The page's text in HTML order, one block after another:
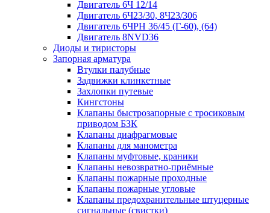
Двигатель 6Ч 12/14
Двигатель 6Ч23/30, 8Ч23/306
Двигатель 6ЧРН 36/45 (Г-60), (64)
Двигатель 8NVD36
Диоды и тиристоры
Запорная арматура
Втулки палубные
Задвижки клинкетные
Захлопки путевые
Кингстоны
Клапаны быстрозапорные с тросиковым
приводом БЗК
Клапаны диафрагмовые
Клапаны для манометра
Клапаны муфтовые, краники
Клапаны невозвратно-приёмные
Клапаны пожарные проходные
Клапаны пожарные угловые
Клапаны предохранительные штуцерные
сигнальные (свистки)